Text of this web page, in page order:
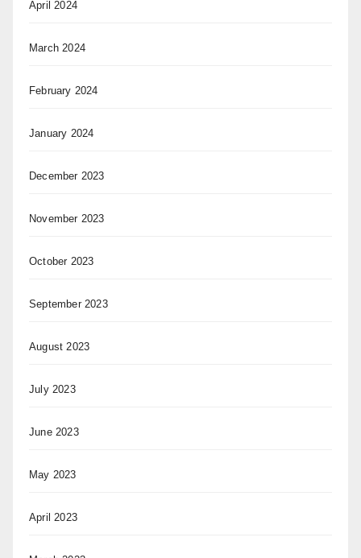
April 2024
March 2024
February 2024
January 2024
December 2023
November 2023
October 2023
September 2023
August 2023
July 2023
June 2023
May 2023
April 2023